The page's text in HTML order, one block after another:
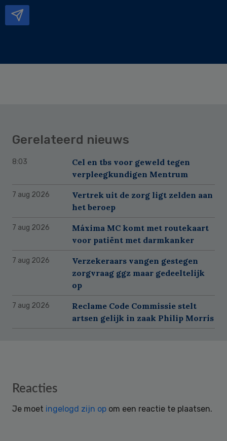
Gerelateerd nieuws
8:03
Cel en tbs voor geweld tegen
verpleegkundigen Mentrum
7 aug 2026
Vertrek uit de zorg ligt zelden aan
het beroep
7 aug 2026
Máxima MC komt met routekaart
voor patiënt met darmkanker
7 aug 2026
Verzekeraars vangen gestegen
zorgvraag ggz maar gedeeltelijk
op
7 aug 2026
Reclame Code Commissie stelt
artsen gelijk in zaak Philip Morris
Reader
Reacties
Je moet ingelogd zijn op om een reactie te plaatsen.